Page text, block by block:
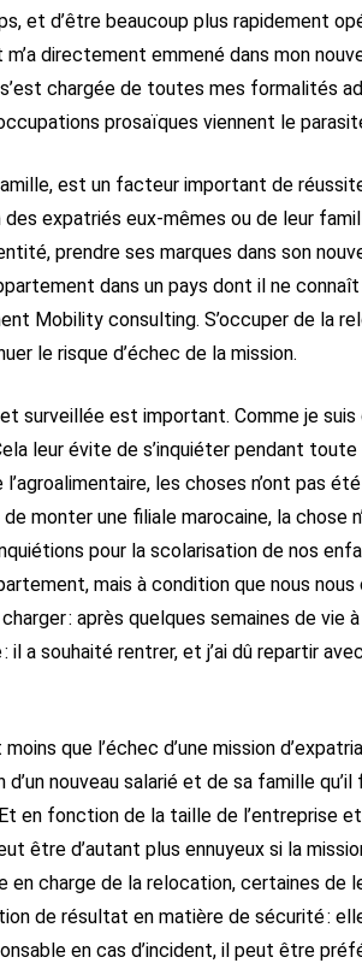
et d’être beaucoup plus rapidement
directement emmené dans mon
chargée de toutes mes formalités
prosaïques viennent le
est un facteur important de
expatriés eux-mêmes ou de leur
prendre ses marques dans son
dans un pays dont il ne
Mobility consulting. S’occuper de la
le risque d’échec de la mission.
surveillée est important. Comme je suis
leur évite de s’inquiéter pendant toute
les choses n’ont pas
monter une filiale marocaine, la chose
pour la scolarisation de nos
mais à condition que nous nous
: après quelques semaines de vie
a souhaité rentrer, et j’ai dû repartir
que l’échec d’une mission
nouveau salarié et de sa famille
en fonction de la taille de l’entreprise
être d’autant plus ennuyeux si la
en charge de la relocation, certaines de
de résultat en matière de sécurité :
en cas d’incident, il peut être